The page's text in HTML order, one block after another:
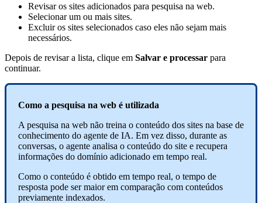
Revisar os sites adicionados para pesquisa na web.
Selecionar um ou mais sites.
Excluir os sites selecionados caso eles não sejam mais
necessários.
Depois de revisar a lista, clique em Salvar e processar para
continuar.
Como a pesquisa na web é utilizada
A pesquisa na web não treina o conteúdo dos sites na base de
conhecimento do agente de IA. Em vez disso, durante as
conversas, o agente analisa o conteúdo do site e recupera
informações do domínio adicionado em tempo real.
Como o conteúdo é obtido em tempo real, o tempo de
resposta pode ser maior em comparação com conteúdos
previamente indexados.